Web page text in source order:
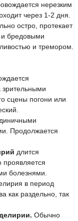
нерезким
через 1-2 дня.
остро, протекает
бредовыми
и тремором.
сцены погони или
Продолжается
длится
проявляется
болезнями.
в период
как раздельно, так
Обычно